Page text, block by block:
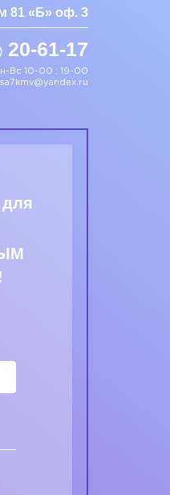
81 «Б» оф. 3
20-61-17
Вс 10-00 : 19-00